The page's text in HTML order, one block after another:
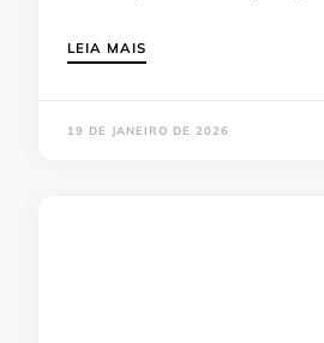
LEIA MAIS
19 DE JANEIRO DE 2026